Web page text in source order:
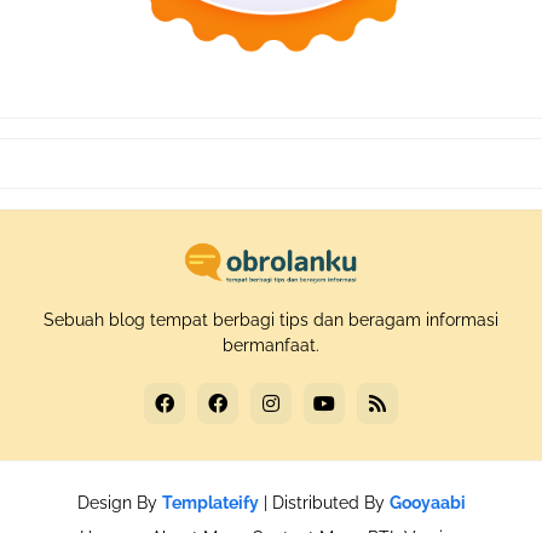
Sebuah blog tempat berbagi tips dan beragam informasi
bermanfaat.
Design By Templateify| Distributed By Gooyaabi